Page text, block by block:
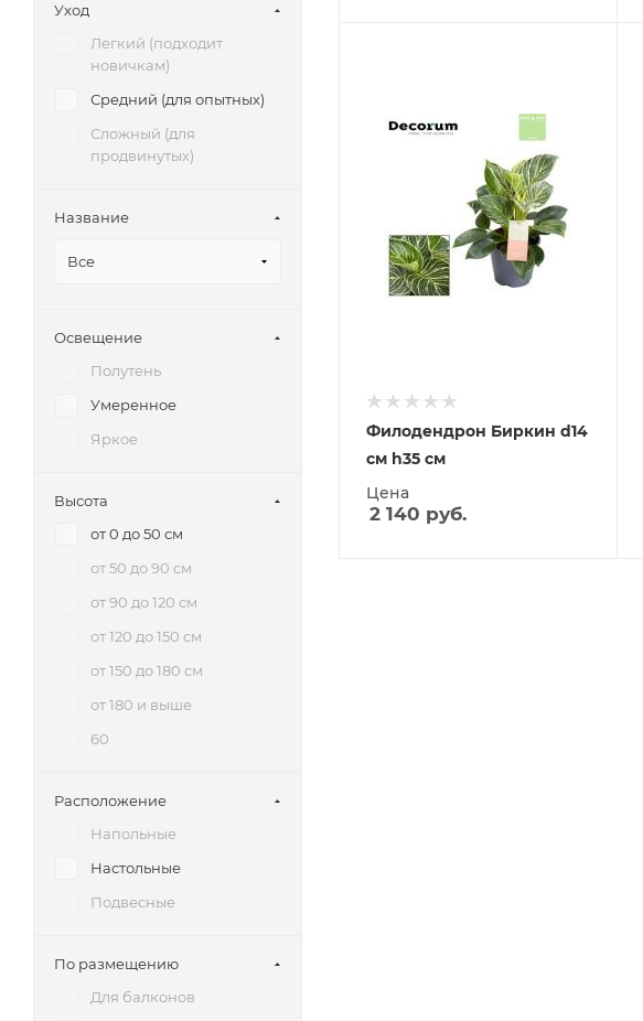
Филодендрон Биркин d14
см h35 см
Цена
2 140 руб.
Уход
Легкий (подходит
новичкам)
Средний (для опытных)
Сложный (для
продвинутых)
Название
Все
Освещение
Полутень
Умеренное
Яркое
Высота
от 0 до 50 см
от 50 до 90 см
от 90 до 120 см
от 120 до 150 см
от 150 до 180 см
от 180 и выше
60
Расположение
Напольные
Настольные
Подвесные
По размещению
Для балконов